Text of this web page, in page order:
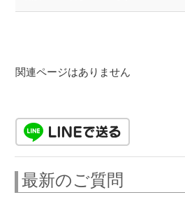
関連ページはありません
最新のご質問